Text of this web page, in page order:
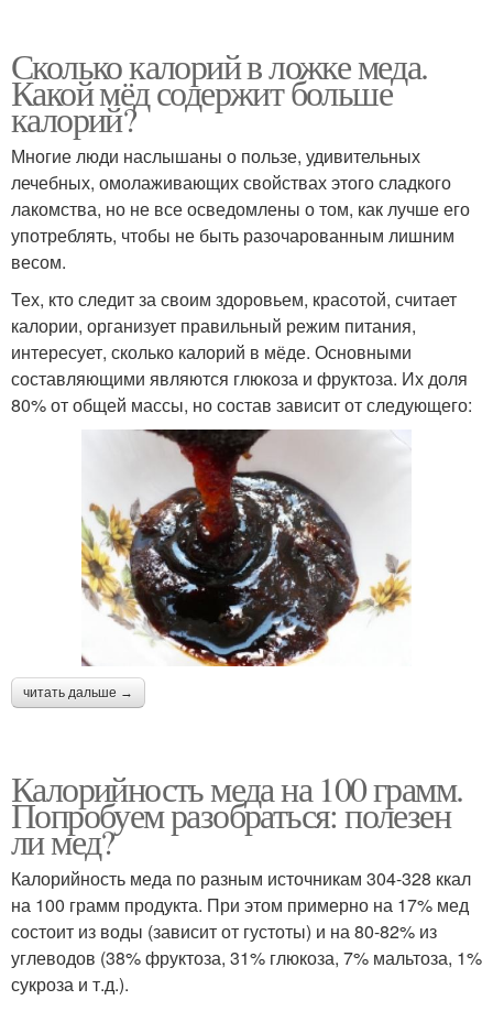
Сколько калорий в ложке меда.
Какой мёд содержит больше
калорий?
Многие люди наслышаны о пользе, удивительных
лечебных, омолаживающих свойствах этого сладкого
лакомства, но не все осведомлены о том, как лучше его
употреблять, чтобы не быть разочарованным лишним
весом.
Тех, кто следит за своим здоровьем, красотой, считает
калории, организует правильный режим питания,
интересует, сколько калорий в мёде. Основными
составляющими являются глюкоза и фруктоза. Их доля
80% от общей массы, но состав зависит от следующего:
читать дальше →
Калорийность меда на 100 грамм.
Попробуем разобраться: полезен
ли мед?
Калорийность меда по разным источникам 304-328 ккал
на 100 грамм продукта. При этом примерно на 17% мед
состоит из воды (зависит от густоты) и на 80-82% из
углеводов (38% фруктоза, 31% глюкоза, 7% мальтоза, 1%
сукроза и т.д.).